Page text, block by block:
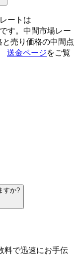
ートは
す。中間市場レー
売り価格の中間点
送金ページをご覧
すか?
料で迅速にお手伝